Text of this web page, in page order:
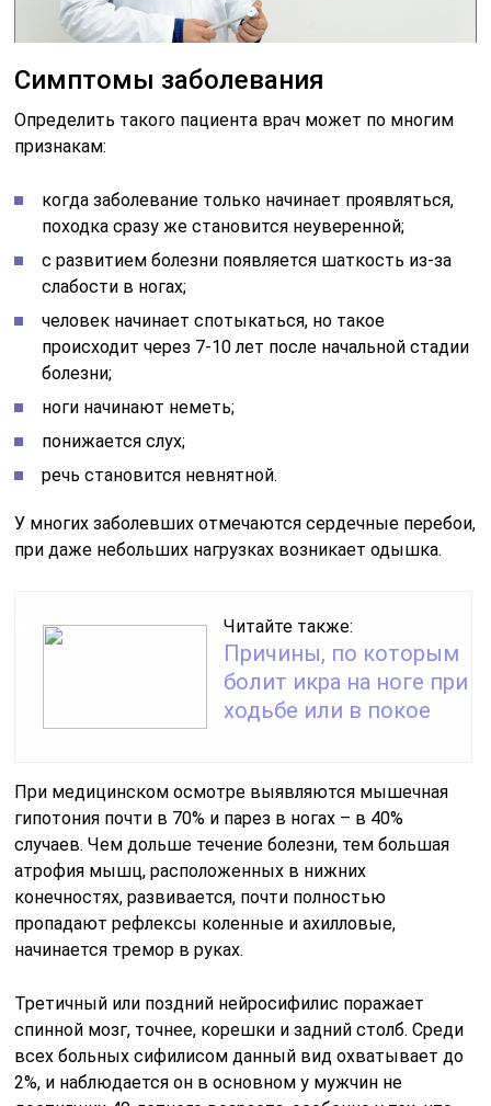
Симптомы заболевания
Определить такого пациента врач может по многим
признакам:
когда заболевание только начинает проявляться,
походка сразу же становится неуверенной;
с развитием болезни появляется шаткость из-за
слабости в ногах;
человек начинает спотыкаться, но такое
происходит через 7-10 лет после начальной стадии
болезни;
ноги начинают неметь;
понижается слух;
речь становится невнятной.
У многих заболевших отмечаются сердечные перебои,
при даже небольших нагрузках возникает одышка.
Читайте также:
Причины, по которым
болит икра на ноге при
ходьбе или в покое
При медицинском осмотре выявляются мышечная
гипотония почти в 70% и парез в ногах – в 40%
случаев. Чем дольше течение болезни, тем большая
атрофия мышц, расположенных в нижних
конечностях, развивается, почти полностью
пропадают рефлексы коленные и ахилловые,
начинается тремор в руках.
Третичный или поздний нейросифилис поражает
спинной мозг, точнее, корешки и задний столб. Среди
всех больных сифилисом данный вид охватывает до
2%, и наблюдается он в основном у мужчин не